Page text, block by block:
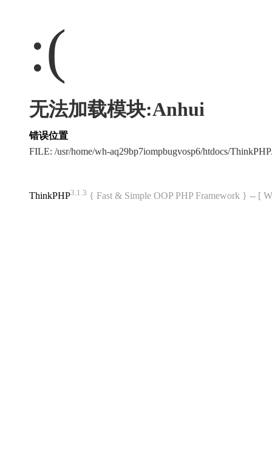
:(
无法加载模块:Anhui
错误位置
FILE: /usr/home/wh-aq29bp7iompbugvosp6/htdocs/
ThinkPHP3.1.3 { Fast & Simple OOP PHP Framework } -- [